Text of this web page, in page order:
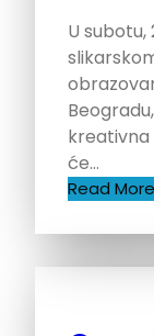
U subotu,
kreativna
će…
Read More